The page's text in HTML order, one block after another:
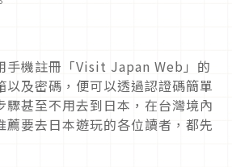
手機註冊「Visit Japan Web 」的
以及密碼，便可以透過認證碼簡單
驟甚至不用去到日本，在台灣境內
薦要去日本遊玩的各位讀者，都先